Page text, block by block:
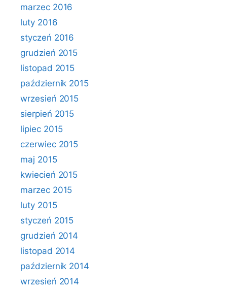
marzec 2016
luty 2016
styczeń 2016
grudzień 2015
listopad 2015
październik 2015
wrzesień 2015
sierpień 2015
lipiec 2015
czerwiec 2015
maj 2015
kwiecień 2015
marzec 2015
luty 2015
styczeń 2015
grudzień 2014
listopad 2014
październik 2014
wrzesień 2014